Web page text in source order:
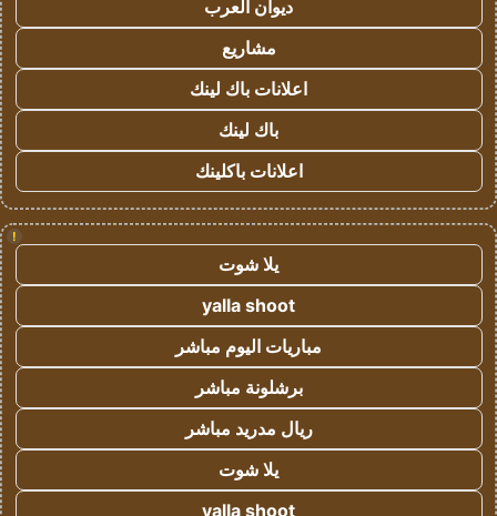
ديوان العرب
مشاريع
اعلانات باك لينك
باك لينك
اعلانات باكلينك
!
يلا شوت
yalla shoot
مباريات اليوم مباشر
برشلونة مباشر
ريال مدريد مباشر
يلا شوت
yalla shoot